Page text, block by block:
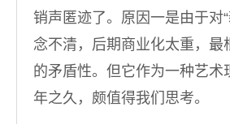
销声匿迹了。原因一是由于对
念不清，后期商业化太重，最
的矛盾性。但它作为一种艺术
年之久，颇值得我们思考。